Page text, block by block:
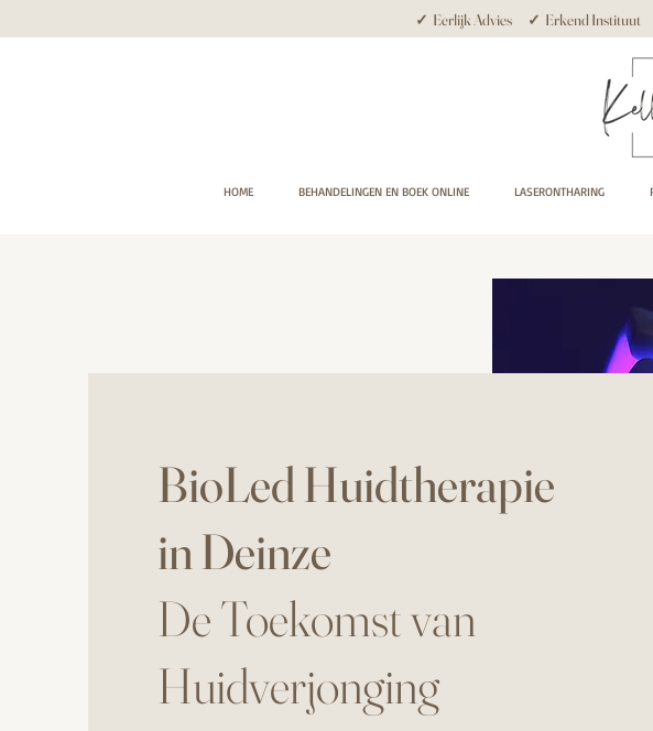
✓ Eerlijk Advies ✓ Erkend Instituut
HOME BEHANDELINGEN EN BOEK ONLINE LASERONTHARING
BioLed Huidtherapie
in Deinze
De Toekomst van
Huidverjonging